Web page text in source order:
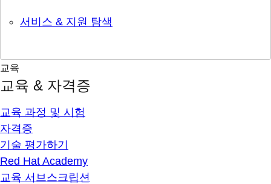
서비스 & 지원 탐색
교육
교육 & 자격증
교육 과정 및 시험
자격증
기술 평가하기
Red Hat Academy
교육 서브스크립션